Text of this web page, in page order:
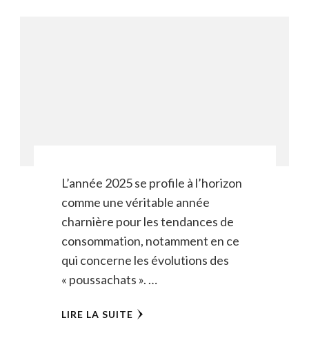
L’année 2025 se profile à l’horizon
comme une véritable année
charnière pour les tendances de
consommation, notamment en ce
qui concerne les évolutions des
« poussachats ». …
LIRE LA SUITE